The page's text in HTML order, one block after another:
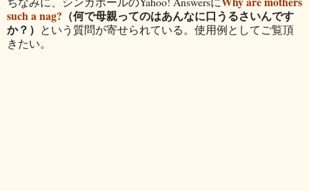
such a nag? （何で母親ってのはあんなに口うるさいんです
か？） という質問が寄せられている。使用例としてご覧頂
きたい。